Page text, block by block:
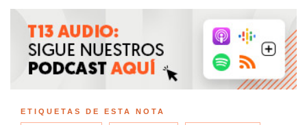
ETIQUETAS DE ESTA NOTA